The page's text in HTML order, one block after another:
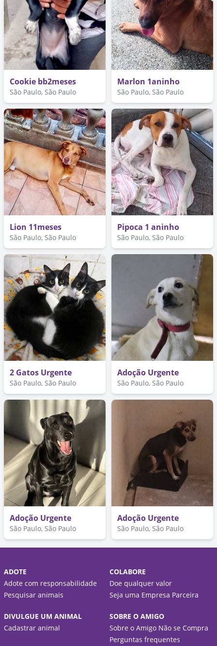
Cookie bb2meses
São Paulo, São Paulo
Marlon 1aninho
São Paulo, São Paulo
Lion 11meses
São Paulo, São Paulo
Pipoca 1 aninho
São Paulo, São Paulo
2 Gatos Urgente
São Paulo, São Paulo
Adoção Urgente
São Paulo, São Paulo
Adoção Urgente
São Paulo, São Paulo
Adoção Urgente
São Paulo, São Paulo
ADOTE
Adote com responsabilidade
Pesquisar animais
COLABORE
Doe qualquer valor
Seja uma Empresa Parceira
DIVULGUE UM ANIMAL
Cadastrar animal
SOBRE O AMIGO
Sobre o Amigo Não se Compra
Perguntas frequentes